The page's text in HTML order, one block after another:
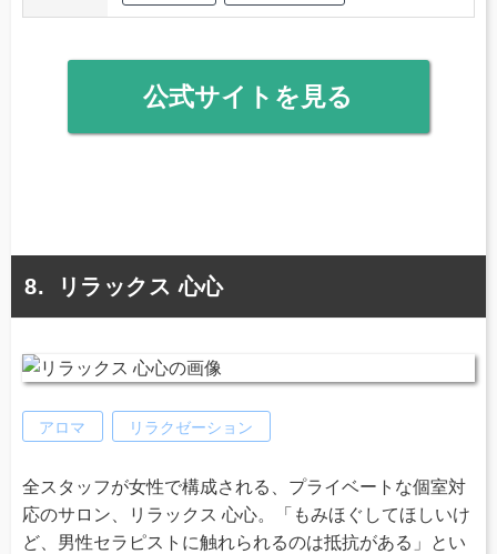
公式サイトを見る
リラックス 心心
アロマ リラクゼーション
全スタッフが女性で構成される、プライベートな個室対
応のサロン、リラックス 心心。「もみほぐしてほしいけ
ど、男性セラピストに触れられるのは抵抗がある」とい